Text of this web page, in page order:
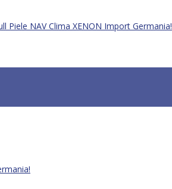
Piele NAV Clima XENON Import Germania!